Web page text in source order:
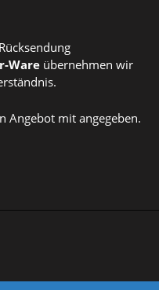
Ware übernehmen wir
Angebot mit angegeben.